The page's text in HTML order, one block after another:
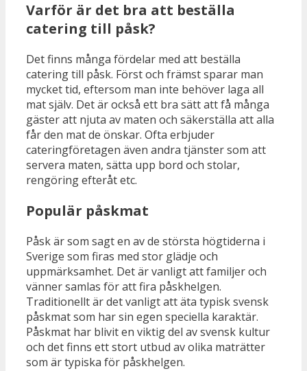
Varför är det bra att beställa
catering till påsk?
Det finns många fördelar med att beställa
catering till påsk. Först och främst sparar man
mycket tid, eftersom man inte behöver laga all
mat själv. Det är också ett bra sätt att få många
gäster att njuta av maten och säkerställa att alla
får den mat de önskar. Ofta erbjuder
cateringföretagen även andra tjänster som att
servera maten, sätta upp bord och stolar,
rengöring efteråt etc.
Populär påskmat
Påsk är som sagt en av de största högtiderna i
Sverige som firas med stor glädje och
uppmärksamhet. Det är vanligt att familjer och
vänner samlas för att fira påskhelgen.
Traditionellt är det vanligt att äta typisk svensk
påskmat som har sin egen speciella karaktär.
Påskmat har blivit en viktig del av svensk kultur
och det finns ett stort utbud av olika maträtter
som är typiska för påskhelgen.